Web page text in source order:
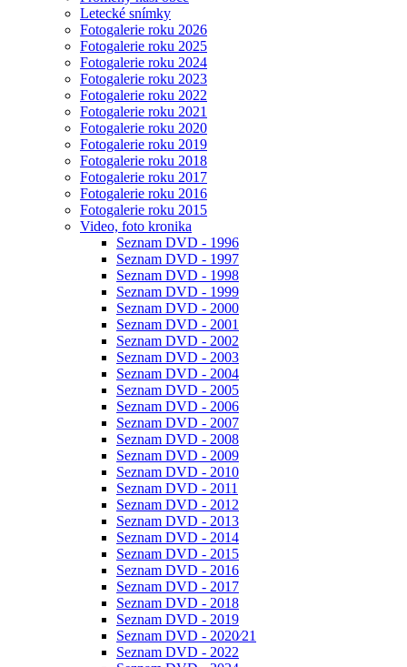
Letecké snímky
Fotogalerie roku 2026
Fotogalerie roku 2025
Fotogalerie roku 2024
Fotogalerie roku 2023
Fotogalerie roku 2022
Fotogalerie roku 2021
Fotogalerie roku 2020
Fotogalerie roku 2019
Fotogalerie roku 2018
Fotogalerie roku 2017
Fotogalerie roku 2016
Fotogalerie roku 2015
Video, foto kronika
Seznam DVD - 1996
Seznam DVD - 1997
Seznam DVD - 1998
Seznam DVD - 1999
Seznam DVD - 2000
Seznam DVD - 2001
Seznam DVD - 2002
Seznam DVD - 2003
Seznam DVD - 2004
Seznam DVD - 2005
Seznam DVD - 2006
Seznam DVD - 2007
Seznam DVD - 2008
Seznam DVD - 2009
Seznam DVD - 2010
Seznam DVD - 2011
Seznam DVD - 2012
Seznam DVD - 2013
Seznam DVD - 2014
Seznam DVD - 2015
Seznam DVD - 2016
Seznam DVD - 2017
Seznam DVD - 2018
Seznam DVD - 2019
Seznam DVD - 2020⁄21
Seznam DVD - 2022